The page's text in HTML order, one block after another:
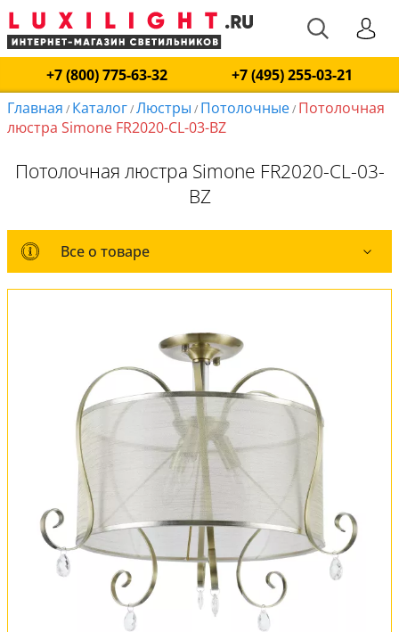
+7 (800) 775-63-32
+7 (495) 255-03-21
Главная / Каталог/Люстры / Потолочные/ Потолочная
люстра Simone FR2020-CL-03-BZ
Потолочная люстра Simone FR2020-CL-03-
BZ
Все о товаре
Все о товаре
Комплект лампочек
Вся коллекция
Оплата и доставка
Обмен и возврат
Установка
FAQ
Отзывы